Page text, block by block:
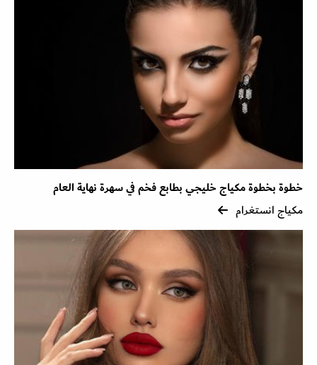
خطوة بخطوة مكياج خليجي بطابع فخم في سهرة نهاية العام
مكياج انستغرام